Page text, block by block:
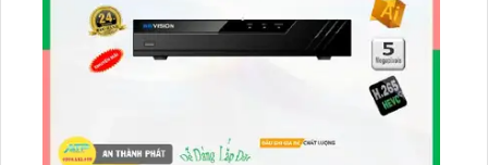
và giám sát tài sản của bạn.